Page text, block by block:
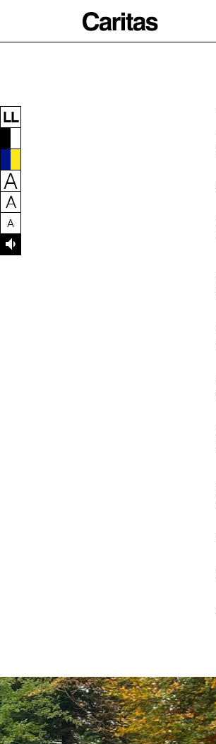
Zum Inhalt dieser Seite
Zur Navigation
Zum Footer dieser Seite
LL
A
A
A